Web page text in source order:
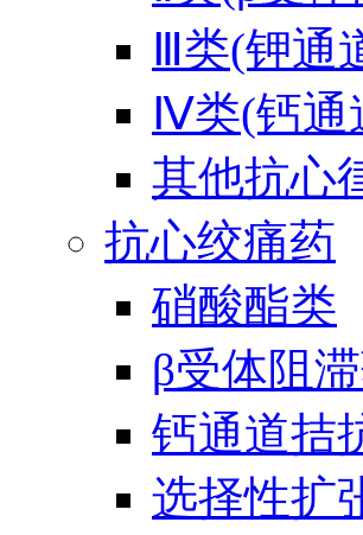
Ⅲ类(钾通
Ⅳ类(钙通
其他抗心
抗心绞痛药
硝酸酯类
β受体阻
钙通道拮
选择性扩